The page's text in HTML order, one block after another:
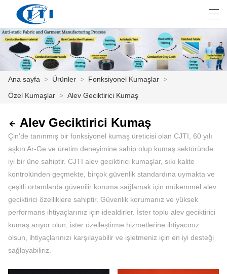
ANA SAYFA
ÜRÜNLER
ÖZELLEŞTIRME
HAKKIMIZDA
HABER
ENDÜSTRI
BIZIMLE ILETIŞIME GEÇIN
VIDEOLAR
العربية česky Deutsch English
Ana sayfa > Ürünler > Fonksiyonel Kumaşlar >
Özel Kumaşlar > Alev Geciktirici Kumaş
Alev Geciktirici Kumaş
Çin'de tanınmış bir fonksiyonel kumaş üreticisi olan CJTI, 60 yılı
aşkın Ar-Ge ve üretim deneyimine sahip olup kumaş sektöründe
iyi bir üne sahiptir. CJTI alev geciktirici kumaşlar, sıkı kalite
kontrolünden geçmekte, birçok güvenlik standardına uymakta ve
çeşitli ortamlarda güvenilir koruma sağlamak için mükemmel alev
geciktirici özelliklere sahiptir. Güvenlik korumanız ve yüksek
performans ihtiyaçlarınız için idealdirler. İster toplu alev geciktirici
kumaş arıyor olun, ister özelleştirme hizmetlerine ihtiyacınız
olsun, ihtiyaçlarınızı karşılayabilir ve işletmeniz için en iyi desteği
sağlayabiliriz.